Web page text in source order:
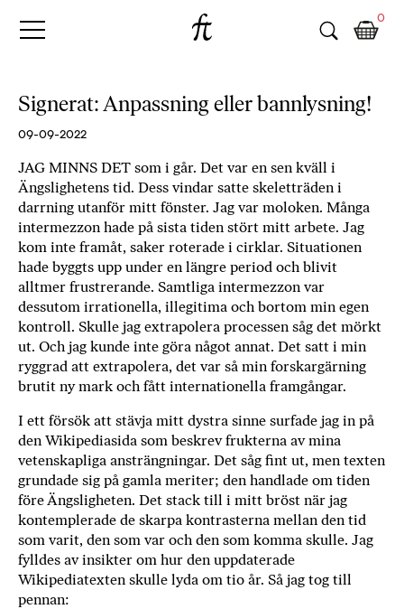
Fri
B
o
n
l
p
å
n
t
e
t
,
k
ö
b
ö
c
k
e
r
o
n
0
Signerat: Anpassning eller bannlysning!
09-09-2022
JAG MINNS DET som i går. Det var en sen kväll i
Ängslighetens tid. Dess vindar satte skeletträden i
darrning utanför mitt fönster. Jag var moloken. Många
intermezzon hade på sista tiden stört mitt arbete. Jag
kom inte framåt, saker roterade i cirklar. Situationen
hade byggts upp under en längre period och blivit
alltmer frustrerande. Samtliga intermezzon var
dessutom irrationella, illegitima och bortom min egen
kontroll. Skulle jag extrapolera processen såg det mörkt
ut. Och jag kunde inte göra något annat. Det satt i min
ryggrad att extrapolera, det var så min forskargärning
brutit ny mark och fått internationella framgångar.
I ett försök att stävja mitt dystra sinne surfade jag in på
den Wikipediasida som beskrev frukterna av mina
vetenskapliga ansträngningar. Det såg fint ut, men texten
grundade sig på gamla meriter; den handlade om tiden
före Ängsligheten. Det stack till i mitt bröst när jag
kontemplerade de skarpa kontrasterna mellan den tid
som varit, den som var och den som komma skulle. Jag
fylldes av insikter om hur den uppdaterade
Wikipediatexten skulle lyda om tio år. Så jag tog till
pennan: